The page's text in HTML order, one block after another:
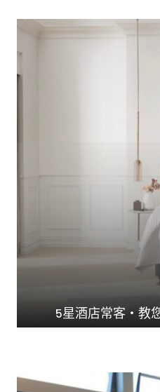
5星酒店常客・教